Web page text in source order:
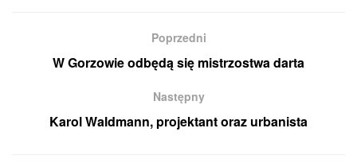
Poprzedni
W Gorzowie odbędą się mistrzostwa darta
Następny
Karol Waldmann, projektant oraz urbanista